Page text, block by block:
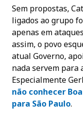
Sem propostas,
ligados ao grupo
apenas em
assim, o povo
atual Governo,
nada servem para
Especialmente
não conhecer
para São Paulo.